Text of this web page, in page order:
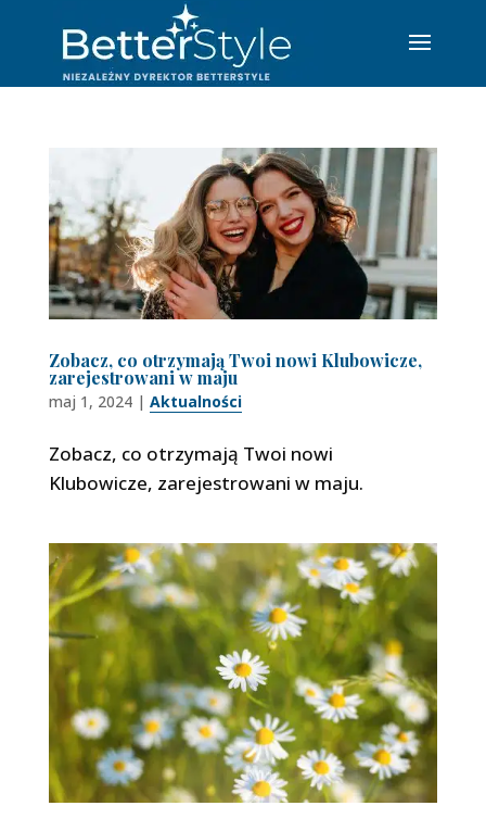
Zobacz, co otrzymają Twoi nowi Klubowicze,
zarejestrowani w maju
maj 1, 2024| Aktualności
Zobacz, co otrzymają Twoi nowi
Klubowicze, zarejestrowani w maju.